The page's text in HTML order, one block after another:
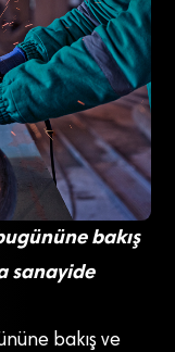
bakış
sanayide
bakış ve